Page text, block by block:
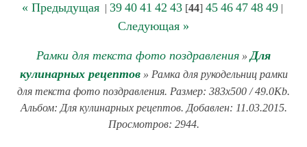
« Предыдущая| 39 40 41 42 43[44] 45 46 47 48 49|
Следующая »
Рамки для текста фото поздравления » Для
кулинарных рецептов» Рамка для рукодельниц рамки
для текста фото поздравления. Размер: 383x500 / 49.0Kb.
Альбом: Для кулинарных рецептов. Добавлен: 11.03.2015.
Просмотров: 2944.